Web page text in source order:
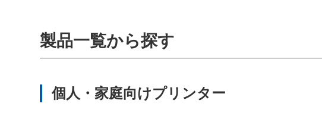
製品一覧から探す
個人・家庭向けプリンター